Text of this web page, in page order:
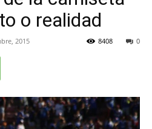
o realidad
2015 0
8408